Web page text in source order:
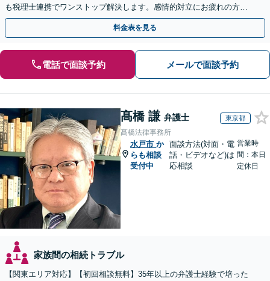
も税理士連携でワンストップ解決します。感情的対立にお疲れの方や
紛争予防をご検討の方も、お気軽にご相談ください。
料金表を見る
電話で面談予約 メールで面談予約
髙橋 謙 弁護士 東京都
髙橋法律事務所
水戸市 か
らも相談
受付中
面談方法(対面・電
話・ビデオなど)は
応相談
営業時
間：本日
定休日
家族間の相続トラブル
【関東エリア対応】【初回相談無料】35年以上の弁護士経験で培った